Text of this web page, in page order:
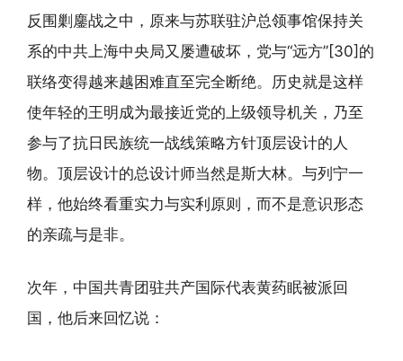
反围剿鏖战之中，原来与苏联驻沪总领事馆保持关
系的中共上海中央局又屡遭破坏，党与“远方”[30]的
联络变得越来越困难直至完全断绝。历史就是这样
使年轻的王明成为最接近党的上级领导机关，乃至
参与了抗日民族统一战线策略方针顶层设计的人
物。顶层设计的总设计师当然是斯大林。与列宁一
样，他始终看重实力与实利原则，而不是意识形态
的亲疏与是非。
次年，中国共青团驻共产国际代表黄药眠被派回
国，他后来回忆说：